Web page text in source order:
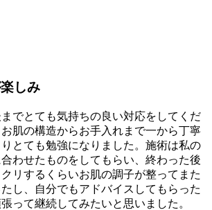
しみ
でとても気持ちの良い対応をしてくだ
肌の構造からお手入れまで一から丁寧
とても勉強になりました。施術は私の
わせたものをしてもらい、終わった後
リするくらいお肌の調子が整ってまた
し、自分でもアドバイスしてもらった
って継続してみたいと思いました。